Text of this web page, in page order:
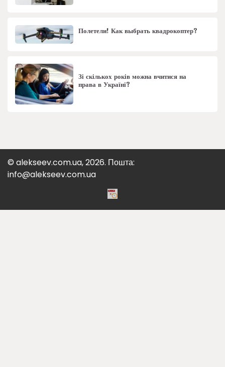
Полетели! Как выбрать квадрокоптер?
Зі скількох років можна вчитися на
права в Україні?
© alekseev.com.ua, 2026. Пошта:
info@alekseev.com.ua